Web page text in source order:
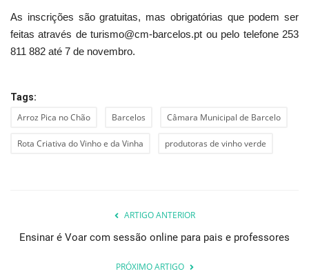
As inscrições são gratuitas, mas obrigatórias que podem ser
feitas através de turismo@cm-barcelos.pt ou pelo telefone 253
811 882 até 7 de novembro.
Tags:
Arroz Pica no Chão Barcelos Câmara Municipal de Barcelo
Rota Criativa do Vinho e da Vinha produtoras de vinho verde
ARTIGO ANTERIOR
Ensinar é Voar com sessão online para pais e professores
PRÓXIMO ARTIGO